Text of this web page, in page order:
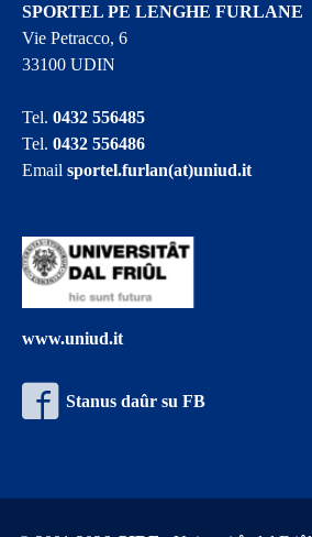
SPORTEL PE LENGHE FURLANE
Vie Petracco, 6
33100 UDIN
Tel.0432 556485
Tel.0432 556486
Emailsportel.furlan(at)uniud.it
www.uniud.it
Stanus daûr su FB